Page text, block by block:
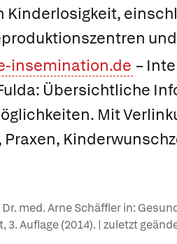
Kinderlosigkeit,
insemination.de –
Übersichtliche
Mit
med. Arne Schäffler in:
3. Auflage (2014). | zuletzt